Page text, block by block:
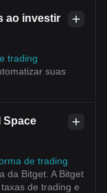
ao investir
trading
suas
Space
de trading
da Bitget. A Bitget
de trading e